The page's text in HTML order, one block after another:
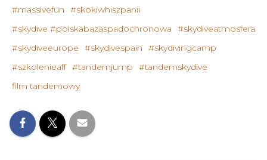
#massivefun
#skokiwhiszpanii
#skydive #polskabazaspadochronowa
#skydiveatmosfera
#skydiveeurope
#skydivespain
#skydivingcamp
#szkolenieaff #tandemjump
#tandemskydive
film tandemowy